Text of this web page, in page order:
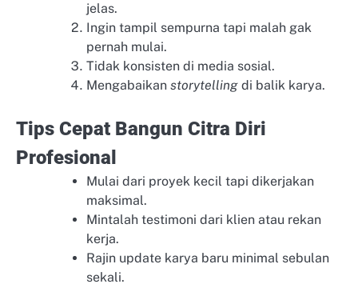
jelas.
Ingin tampil sempurna tapi malah gak
pernah mulai.
Tidak konsisten di media sosial.
Mengabaikan storytelling di balik karya.
Tips Cepat Bangun Citra Diri
Profesional
Mulai dari proyek kecil tapi dikerjakan
maksimal.
Mintalah testimoni dari klien atau rekan
kerja.
Rajin update karya baru minimal sebulan
sekali.